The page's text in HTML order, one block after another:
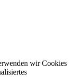
wir Cookies